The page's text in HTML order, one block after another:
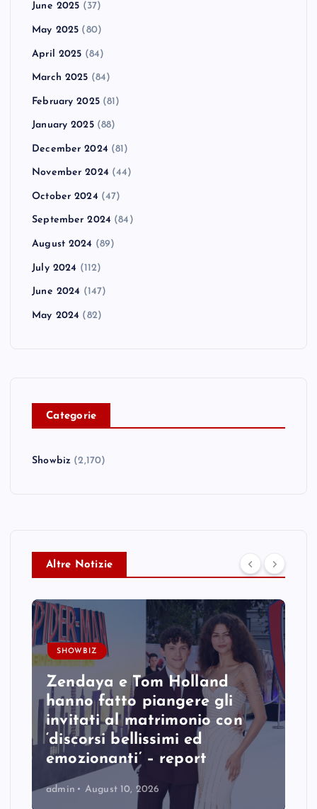
June 2025 (37)
May 2025 (80)
April 2025 (84)
March 2025 (84)
February 2025(81)
January 2025(88)
December 2024 (81)
November 2024 (44)
October 2024 (47)
September 2024 (84)
August 2024 (89)
July 2024 (112)
June 2024 (147)
May 2024 (82)
Categorie
Showbiz (2,170)
Altre Notizie
SHOWBIZ
Zendaya e Tom Holland
hanno fatto piangere gli
invitati al matrimonio con
‘discorsi bellissimi ed
emozionanti’ – report
admin August 10, 2026